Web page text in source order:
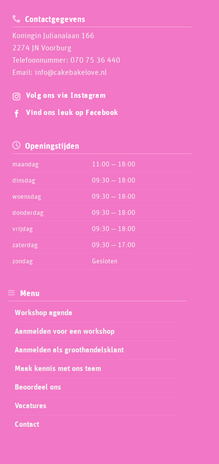
Contactgegevens
Koningin Julianalaan 166
2274 JN Voorburg
Telefoonnummer: 070 75 36 440
Email: info@cakebakelove.nl
Volg ons via Instagram
Vind ons leuk op Facebook
Openingstijden
maandag 11:00 — 18:00
dinsdag 09:30 — 18:00
woensdag 09:30 — 18:00
donderdag 09:30 — 18:00
vrijdag 09:30 — 18:00
zaterdag 09:30 — 17:00
zondag Gesloten
Menu
Workshop agenda
Aanmelden voor een workshop
Aanmelden als groothandelsklant
Maak kennis met ons team
Beoordeel ons
Vacatures
Contact